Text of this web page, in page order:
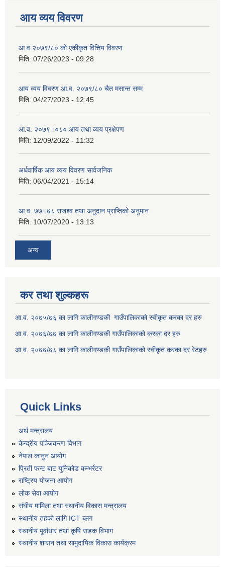
आय व्यय विवरण
आ.व २०७९/८० को एकीकृत वित्तिय विवरण
मिति: 07/26/2023 - 09:28
आय व्यय विवरण आ.व. २०७९/८० चैत मसान्त सम्म
मिति: 04/27/2023 - 12:45
आ.व. २०७९।०८० आय तथा व्यय प्रक्षेपण
मिति: 12/09/2022 - 11:32
अर्धवार्षिक आय व्यय विवरण सार्वजनिक
मिति: 06/04/2021 - 15:14
आ.व. ७७।७८ राजश्व तथा अनुदान प्राप्तिको अनुमान
मिति: 10/07/2020 - 13:13
अन्य
कर तथा शुल्कहरू
आ.व. २०७५/७६ का लागि कालीगण्डकी गाउँपालिकाको स्वीकृत करका दर हरु
आ.व. २०७६/७७ का लागि कालीगण्डकी गाउँपालिकाको करका दर हरु
आ.व. २०७७/७८ का लागि कालीगण्डकी गाउँपालिकाको स्वीकृत करका दर रेटहरु
Quick Links
अर्थ मन्त्रालय
केन्द्रीय पञ्जिकरण विभाग
नेपाल कानुन आयोग
प्रिती फन्ट बाट युनिकोड कन्भर्रटर
राष्ट्रिय योजना आयोग
लोक सेवा आयोग
संघीय मामिला तथा स्थानीय विकास मन्त्रालय
स्थानीय तहको लागि ICT ब्लग
स्थानीय पूर्वाधार तथा कृषि सडक विभाग
स्थानीय शासन तथा सामुदायिक विकास कार्यक्रम